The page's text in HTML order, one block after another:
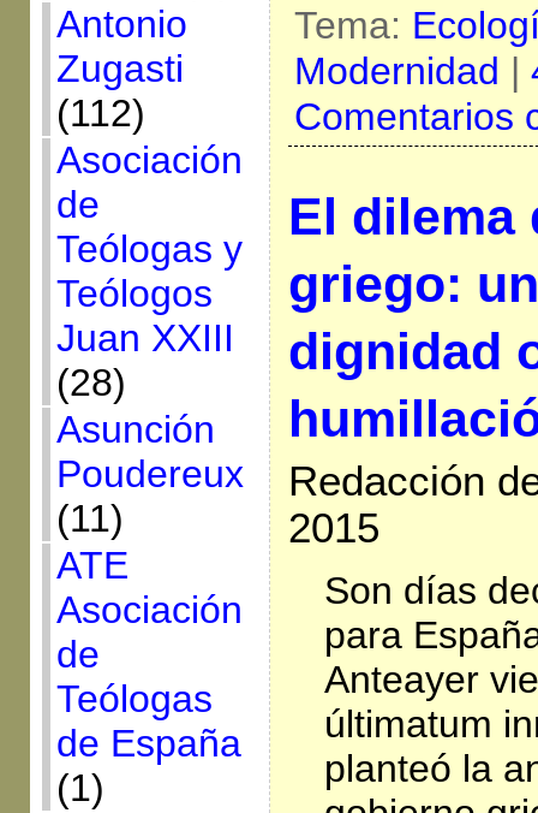
Antonio
Zugasti
(112)
Asociación
de
Teólogas y
Teólogos
Juan XXIII
(28)
Asunción
Poudereux
(11)
ATE
Asociación
de
Teólogas
de España
(1)
Tema:
Modernidad |
Comentarios
El dilema
griego:
dignidad
Redacción
2015
Son días
para
Anteayer
últimatum
planteó la